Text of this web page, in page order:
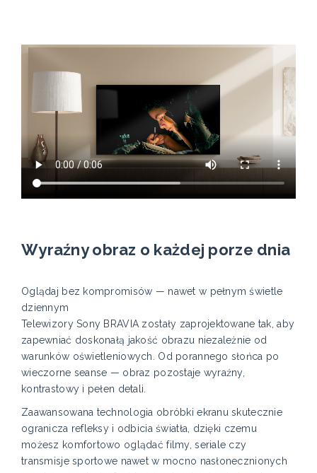
Wyraźny obraz o każdej porze dnia
Oglądaj bez kompromisów — nawet w pełnym świetle
dziennym
Telewizory Sony BRAVIA zostały zaprojektowane tak, aby
zapewniać doskonałą jakość obrazu niezależnie od
warunków oświetleniowych. Od porannego słońca po
wieczorne seanse — obraz pozostaje wyraźny,
kontrastowy i pełen detali.
Zaawansowana technologia obróbki ekranu skutecznie
ogranicza refleksy i odbicia światła, dzięki czemu
możesz komfortowo oglądać filmy, seriale czy
transmisje sportowe nawet w mocno nasłonecznionych